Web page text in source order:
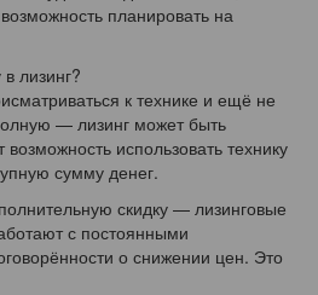
планировать на
лизинг?
к технике и ещё не
— лизинг может быть
использовать технику
сумму денег.
скидку — лизинговые
с постоянными
о снижении цен. Это